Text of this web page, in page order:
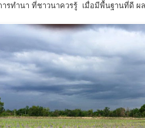
ารทำนา ที่ชาวนาควรรู้ เมื่อมีพื้นฐานที่ดี ผล